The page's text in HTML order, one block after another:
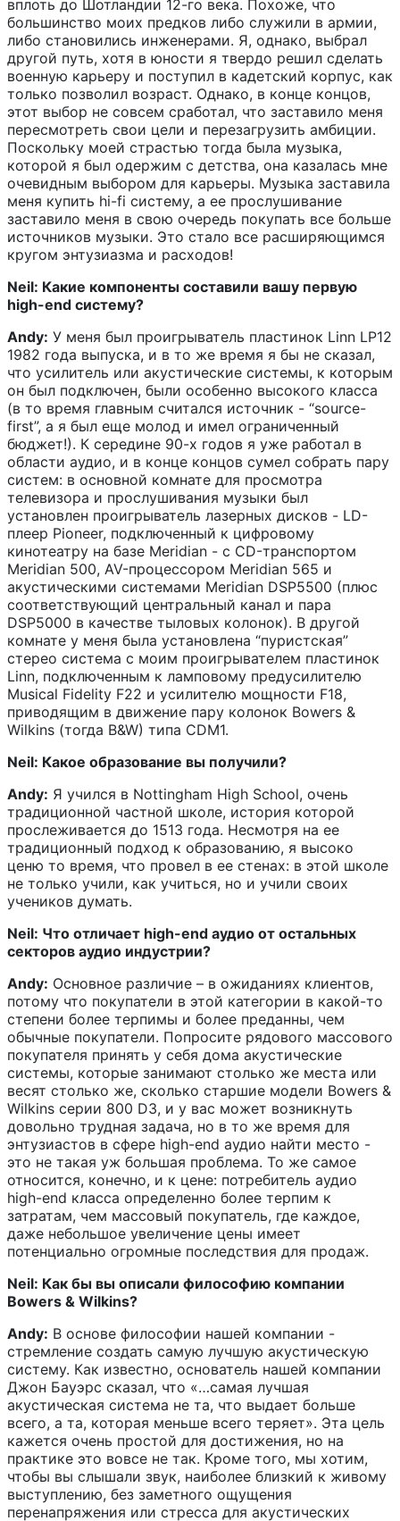
вплоть до Шотландии 12-го века. Похоже, что
большинство моих предков либо служили в армии,
либо становились инженерами. Я, однако, выбрал
другой путь, хотя в юности я твердо решил сделать
военную карьеру и поступил в кадетский корпус, как
только позволил возраст. Однако, в конце концов,
этот выбор не совсем сработал, что заставило меня
пересмотреть свои цели и перезагрузить амбиции.
Поскольку моей страстью тогда была музыка,
которой я был одержим с детства, она казалась мне
очевидным выбором для карьеры. Музыка заставила
меня купить hi-fi систему, а ее прослушивание
заставило меня в свою очередь покупать все больше
источников музыки. Это стало все расширяющимся
кругом энтузиазма и расходов!
Neil: Какие компоненты составили вашу первую
high-end систему?
Andy: У меня был проигрыватель пластинок Linn LP12
1982 года выпуска, и в то же время я бы не сказал,
что усилитель или акустические системы, к которым
он был подключен, были особенно высокого класса
(в то время главным считался источник - “source-
first”, а я был еще молод и имел ограниченный
бюджет!). К середине 90-х годов я уже работал в
области аудио, и в конце концов сумел собрать пару
систем: в основной комнате для просмотра
телевизора и прослушивания музыки был
установлен проигрыватель лазерных дисков - LD-
плеер Pioneer, подключенный к цифровому
кинотеатру на базе Meridian - с CD-транспортом
Meridian 500, AV-процессором Meridian 565 и
акустическими системами Meridian DSP5500 (плюс
соответствующий центральный канал и пара
DSP5000 в качестве тыловых колонок). В другой
комнате у меня была установлена “пуристская”
стерео система с моим проигрывателем пластинок
Linn, подключенным к ламповому предусилителю
Musical Fidelity F22 и усилителю мощности F18,
приводящим в движение пару колонок Bowers &
Wilkins (тогда B&W) типа CDM1.
Neil: Какое образование вы получили?
Andy: Я учился в Nottingham High School, очень
традиционной частной школе, история которой
прослеживается до 1513 года. Несмотря на ее
традиционный подход к образованию, я высоко
ценю то время, что провел в ее стенах: в этой школе
не только учили, как учиться, но и учили своих
учеников думать.
Neil: Что отличает high-end аудио от остальных
секторов аудио индустрии?
Andy: Основное различие – в ожиданиях клиентов,
потому что покупатели в этой категории в какой-то
степени более терпимы и более преданны, чем
обычные покупатели. Попросите рядового массового
покупателя принять у себя дома акустические
системы, которые занимают столько же места или
весят столько же, сколько старшие модели Bowers &
Wilkins серии 800 D3, и у вас может возникнуть
довольно трудная задача, но в то же время для
энтузиастов в сфере high-end аудио найти место -
это не такая уж большая проблема. То же самое
относится, конечно, и к цене: потребитель аудио
high-end класса определенно более терпим к
затратам, чем массовый покупатель, где каждое,
даже небольшое увеличение цены имеет
потенциально огромные последствия для продаж.
Neil: Как бы вы описали философию компании
Bowers & Wilkins?
Andy: В основе философии нашей компании -
стремление создать самую лучшую акустическую
систему. Как известно, основатель нашей компании
Джон Бауэрс сказал, что «…самая лучшая
акустическая система не та, что выдает больше
всего, а та, которая меньше всего теряет». Эта цель
кажется очень простой для достижения, но на
практике это вовсе не так. Кроме того, мы хотим,
чтобы вы слышали звук, наиболее близкий к живому
выступлению, без заметного ощущения
перенапряжения или стресса для акустических